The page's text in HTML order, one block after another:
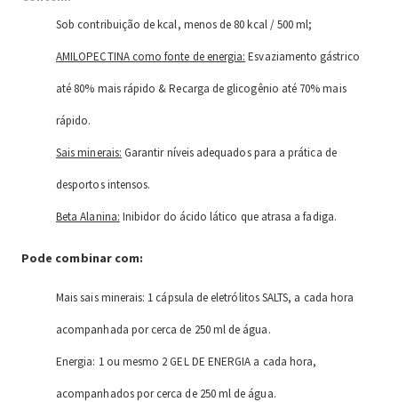
Sob contribuição de kcal, menos de 80 kcal / 500 ml;
AMILOPECTINA como fonte de energia: Esvaziamento gástrico
até 80% mais rápido & Recarga de glicogênio até 70% mais
rápido.
Sais minerais: Garantir níveis adequados para a prática de
desportos intensos.
Beta Alanina: Inibidor do ácido lático que atrasa a fadiga.
Pode combinar com:
Mais sais minerais: 1 cápsula de eletrólitos SALTS, a cada hora
acompanhada por cerca de 250 ml de água.
Energia: 1 ou mesmo 2 GEL DE ENERGIA a cada hora,
acompanhados por cerca de 250 ml de água.